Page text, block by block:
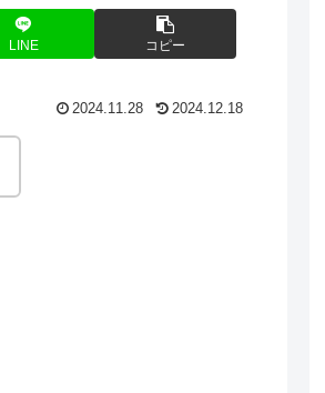
LINE コピー
2024.11.28 2024.12.18